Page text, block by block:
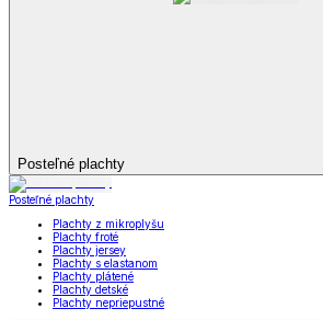
Posteľné plachty
Posteľné plachty
Plachty z mikroplyšu
Plachty froté
Plachty jersey
Plachty s elastanom
Plachty plátené
Plachty detské
Plachty nepriepustné